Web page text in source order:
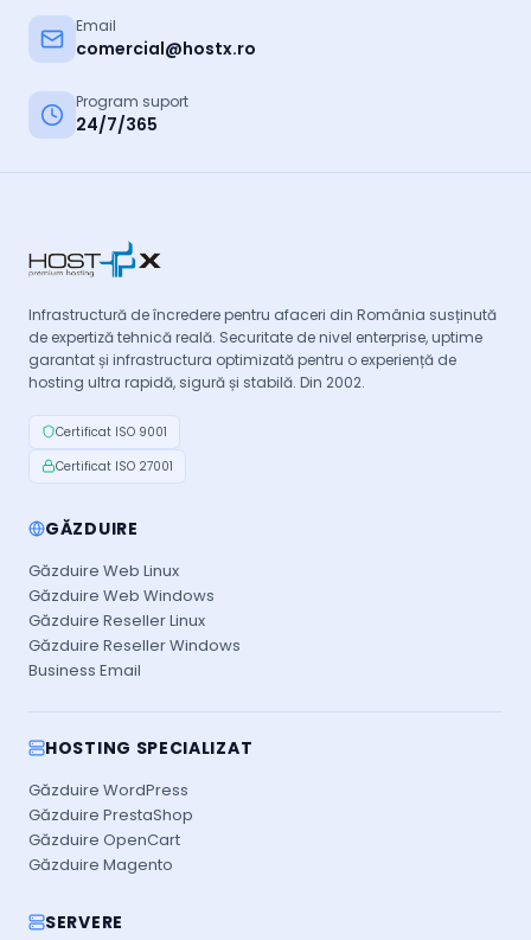
Email
comercial@hostx.ro
Program suport
24/7/365
Infrastructură de încredere pentru afaceri din România susținută
de expertiză tehnică reală. Securitate de nivel enterprise, uptime
garantat și infrastructura optimizată pentru o experiență de
hosting ultra rapidă, sigură și stabilă. Din 2002.
Certificat ISO 9001
Certificat ISO 27001
GĂZDUIRE
Găzduire Web Linux
Găzduire Web Windows
Găzduire Reseller Linux
Găzduire Reseller Windows
Business Email
HOSTING SPECIALIZAT
Găzduire WordPress
Găzduire PrestaShop
Găzduire OpenCart
Găzduire Magento
SERVERE